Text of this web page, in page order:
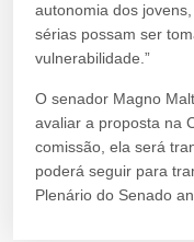
autonomia dos
sérias possam ser
vulnerabilidade.”
O senador Magno
avaliar a proposta na
comissão, ela será
poderá seguir para
Plenário do Senado